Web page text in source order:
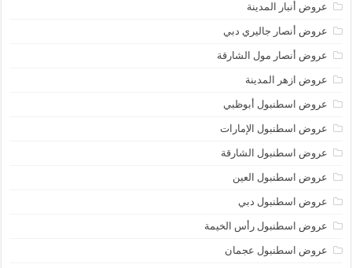
عروض أنبار المدينة
عروض أنصار جاليري دبي
عروض أنصار مول الشارقة
عروض ازهر المدينة
عروض اسطنبول أبوظبي
عروض اسطنبول الإمارات
عروض اسطنبول الشارقة
عروض اسطنبول العين
عروض اسطنبول دبي
عروض اسطنبول رأس الخيمة
عروض اسطنبول عجمان